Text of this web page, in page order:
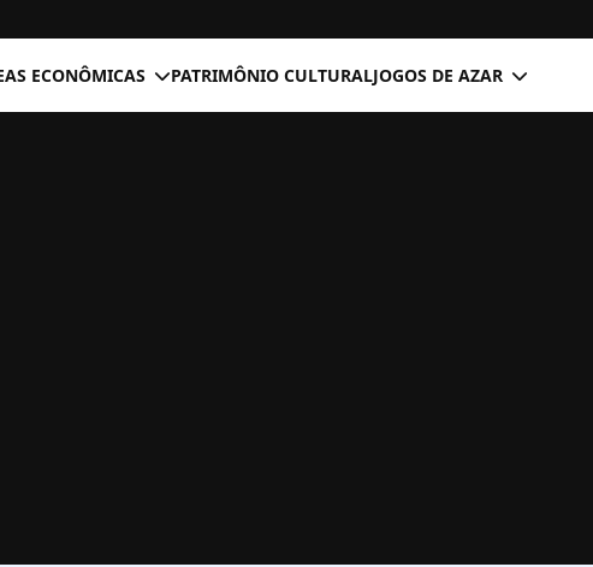
ECONÔMICAS PATRIMÔNIO CULTURALJOGOS DE AZAR